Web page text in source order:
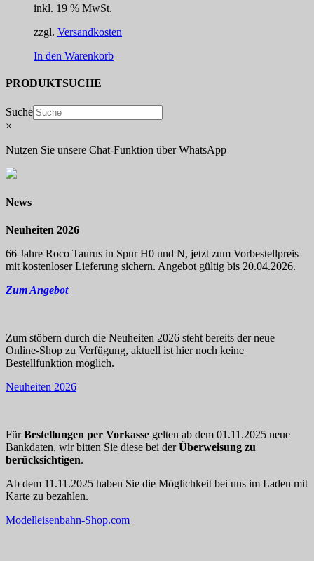
inkl. 19 % MwSt.
zzgl. Versandkosten
In den Warenkorb
PRODUKTSUCHE
Suche
×
Nutzen Sie unsere Chat-Funktion über WhatsApp
News
Neuheiten 2026
66 Jahre Roco Taurus in Spur H0 und N, jetzt zum Vorbestellpreis
mit kostenloser Lieferung sichern. Angebot gültig bis 20.04.2026.
Zum Angebot
Zum stöbern durch die Neuheiten 2026 steht bereits der neue
Online-Shop zu Verfügung, aktuell ist hier noch keine
Bestellfunktion möglich.
Neuheiten 2026
FürBestellungen per Vorkasse gelten ab dem 01.11.2025 neue
Bankdaten, wir bitten Sie diese bei derÜberweisung zu
berücksichtigen.
Ab dem 11.11.2025 haben Sie die Möglichkeit bei uns im Laden mit
Karte zu bezahlen.
Modelleisenbahn-Shop.com